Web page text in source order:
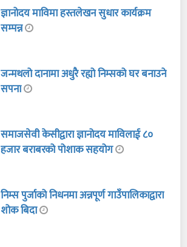
ज्ञानोदय माविमा हस्तलेखन सुधार कार्यक्रम
सम्पन्न
जन्मथलो दानामा अधुरै रह्यो निम्सको घर बनाउने
सपना
समाजसेवी केसीद्वारा ज्ञानोदय माविलाई ८०
हजार बराबरको पोशाक सहयोग
निम्स पुर्जाको निधनमा अन्नपूर्ण गाउँपालिकाद्वारा
शोक बिदा